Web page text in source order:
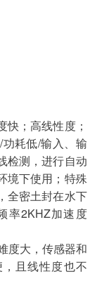
；高线性度；
耗低/输入、输
检测，进行自动
境下使用；特殊
全密土封在水下
率2KHZ加速度
度大，传感器和
且线性度也不